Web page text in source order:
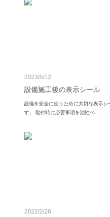
2023/5/12
設備施工後の表示シール
設備を安全に使うために大切な表示シ
す。 貼付時に必要事項を油性ペ…
2022/2/26